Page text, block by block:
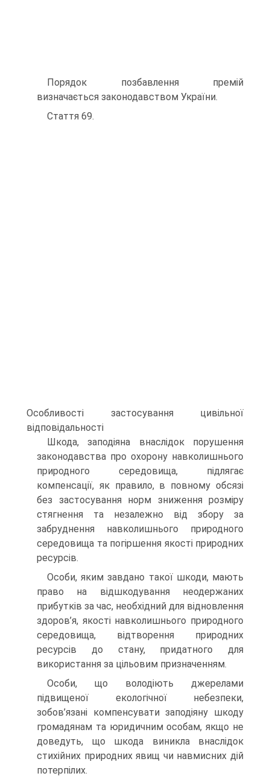
Порядок позбавлення премій
визначається законодавством України.
Стаття 69.
Особливості застосування цивільної
відповідальності
Шкода, заподіяна внаслідок порушення
законодавства про охорону навколишнього
природного середовища, підлягає
компенсації, як правило, в повному обсязі
без застосування норм зниження розміру
стягнення та незалежно від збору за
забруднення навколишнього природного
середовища та погіршення якості природних
ресурсів.
Особи, яким завдано такої шкоди, мають
право на відшкодування неодержаних
прибутків за час, необхідний для відновлення
здоров’я, якості навколишнього природного
середовища, відтворення природних
ресурсів до стану, придатного для
використання за цільовим призначенням.
Особи, що володіють джерелами
підвищеної екологічної небезпеки,
зобов’язані компенсувати заподіяну шкоду
громадянам та юридичним особам, якщо не
доведуть, що шкода виникла внаслідок
стихійних природних явищ чи навмисних дій
потерпілих.